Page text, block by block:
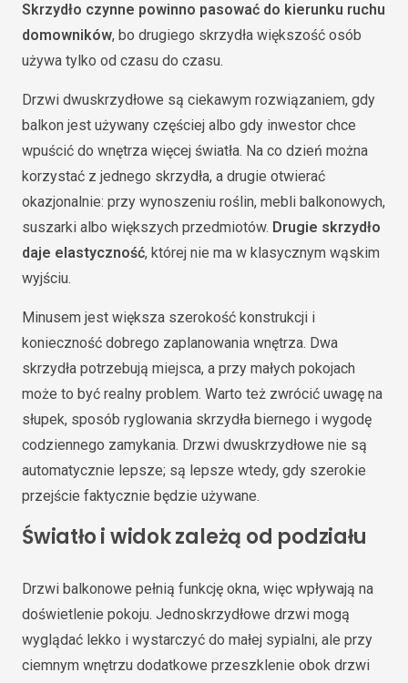
Skrzydło czynne powinno pasować do kierunku ruchu
domowników, bo drugiego skrzydła większość osób
używa tylko od czasu do czasu.
Drzwi dwuskrzydłowe są ciekawym rozwiązaniem, gdy
balkon jest używany częściej albo gdy inwestor chce
wpuścić do wnętrza więcej światła. Na co dzień można
korzystać z jednego skrzydła, a drugie otwierać
okazjonalnie: przy wynoszeniu roślin, mebli balkonowych,
suszarki albo większych przedmiotów. Drugie skrzydło
daje elastyczność, której nie ma w klasycznym wąskim
wyjściu.
Minusem jest większa szerokość konstrukcji i
konieczność dobrego zaplanowania wnętrza. Dwa
skrzydła potrzebują miejsca, a przy małych pokojach
może to być realny problem. Warto też zwrócić uwagę na
słupek, sposób ryglowania skrzydła biernego i wygodę
codziennego zamykania. Drzwi dwuskrzydłowe nie są
automatycznie lepsze; są lepsze wtedy, gdy szerokie
przejście faktycznie będzie używane.
Światło i widok zależą od podziału
Drzwi balkonowe pełnią funkcję okna, więc wpływają na
doświetlenie pokoju. Jednoskrzydłowe drzwi mogą
wyglądać lekko i wystarczyć do małej sypialni, ale przy
ciemnym wnętrzu dodatkowe przeszklenie obok drzwi